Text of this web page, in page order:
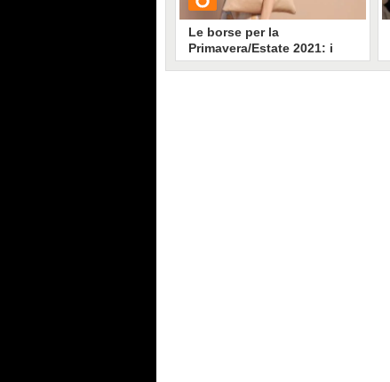
Le borse per la
Primavera/Estate 2021: i
modelli di tendenza